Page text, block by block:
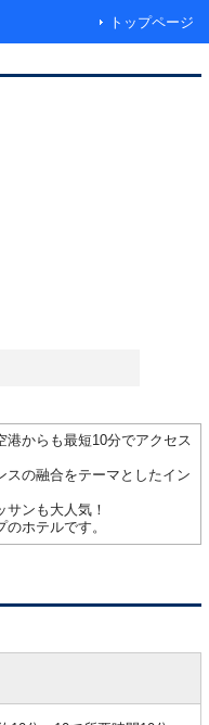
トップページ
からも最短10分でアクセス
スの融合をテーマとしたイン
ンも大人気！
ホテルです。